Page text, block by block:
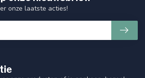
onze laatste acties!